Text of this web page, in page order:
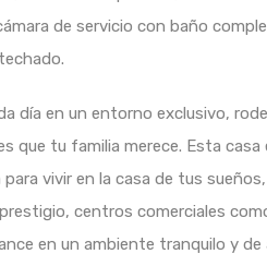
de servicio con baño
día en un entorno exclusivo,
que tu familia merece. Esta casa
vivir en la casa de tus
centros comerciales
en un ambiente tranquilo y de